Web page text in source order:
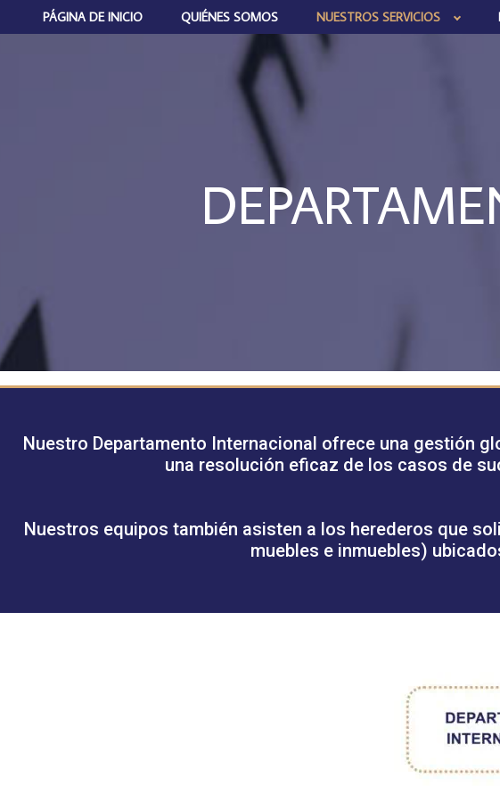
PÁGINA DE INICIO QUIÉNES SOMOS NUESTROS SERVICIOS
Nuestro Departamento Internacional ofrece una gestión
una resolución eficaz de los casos de
Nuestros equipos también asisten a los herederos que
muebles e inmuebles)